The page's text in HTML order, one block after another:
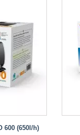
600 (650l/h)